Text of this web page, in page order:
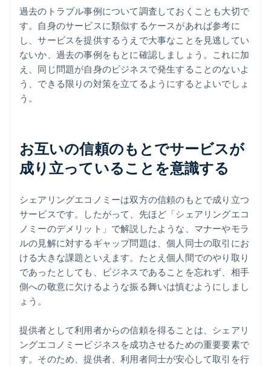
過去のトラブル事例について調査しておくことも大切で
す。自身のサービスに類似するケースがあれば参考に
し、サービスを提供するうえで大事なことを見逃してい
ないか、過去の事例をもとに確認しましょう。これに加
え、同じ問題が自身のビジネスで発生することのないよ
う、できる限りの対策を立てるようにするとよいでしょ
う。
お互いの信頼のもとでサービスが
成り立っていることを意識する
シェアリングエコノミーは双方の信頼のもとで成り立つ
サービスです。したがって、先ほど「シェアリングエコ
ノミーのデメリット」で解説したような、マナーやモラ
ルの見解に対するギャップ問題は、個人同士の取引にお
ける大きな課題といえます。たとえ個人間でのやり取り
であったとしても、ビジネスであることを忘れず、相手
側への敬意に欠けるような振る舞いは慎むようにしまし
ょう。
提供者として利用者からの信頼を得ることは、シェアリ
ングエコノミービジネスを成功させるための重要要素で
す。そのため、提供者、利用者同士が安心して取引を行